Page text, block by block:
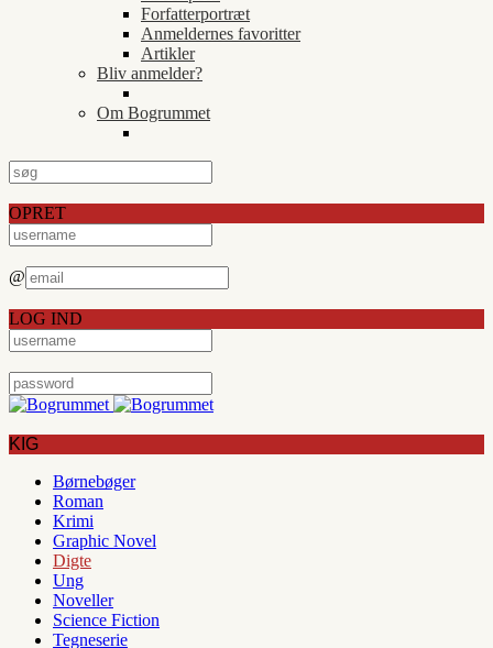
Forfatterportræt
Anmeldernes favoritter
Artikler
Bliv anmelder?
Om Bogrummet
OPRET
@
LOG IND
KIG
Børnebøger
Roman
Krimi
Graphic Novel
Digte
Ung
Noveller
Science Fiction
Tegneserie